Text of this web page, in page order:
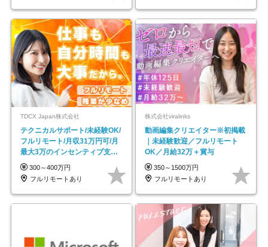
TDCX Japan株式会社
テクニカルサポート/未経験OK/
フルリモート/月収31万円可/月
最大3万のインセンティブ支給/
平均年齢33歳
300～400万円
フルリモートあり
株式会社viralinks
動画編集クリエイター※初掲載
｜未経験歓迎／フルリモート
OK／月給32万＋賞与
350～1500万円
フルリモートあり